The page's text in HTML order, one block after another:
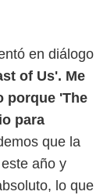
en diálogo
of Us'. Me
porque 'The
para
que la
año y
lo que